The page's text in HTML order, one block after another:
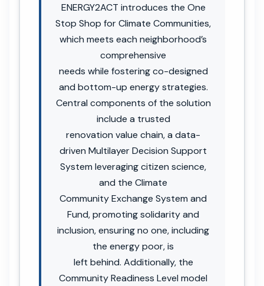
ENERGY2ACT introduces the One
Stop Shop for Climate Communities,
which meets each neighborhood’s
comprehensive
needs while fostering co-designed
and bottom-up energy strategies.
Central components of the solution
include a trusted
renovation value chain, a data-
driven Multilayer Decision Support
System leveraging citizen science,
and the Climate
Community Exchange System and
Fund, promoting solidarity and
inclusion, ensuring no one, including
the energy poor, is
left behind. Additionally, the
Community Readiness Level model